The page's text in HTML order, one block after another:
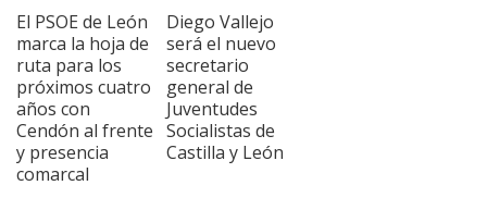
El PSOE de León
marca la hoja de
ruta para los
próximos cuatro
años con
Cendón al frente
y presencia
comarcal
Diego Vallejo
será el nuevo
secretario
general de
Juventudes
Socialistas de
Castilla y León